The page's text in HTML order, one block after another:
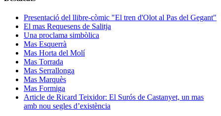
Presentació del llibre-còmic "El tren d'Olot al Pas del Gegant"
El mas Requesens de Salitja
Una proclama simbòlica
Mas Esquerrà
Mas Horta del Molí
Mas Torrada
Mas Serrallonga
Mas Marquès
Mas Formiga
Article de Ricard Teixidor: El Surós de Castanyet, un mas
amb nou segles d’existència